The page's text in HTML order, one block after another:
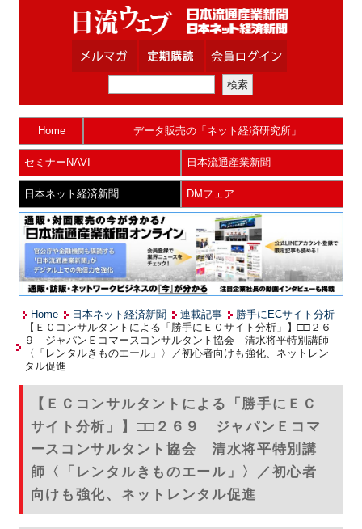
Home データ販売の「ネット経済研究所」
セミナーNAVI 日本流通産業新聞
日本ネット経済新聞 DMフェア
Home 日本ネット経済新聞 連載記事
勝手にECサイト分析
【ＥＣコンサルタントによる「勝手にＥＣサイト分析」】□□２６
９ ジャパンＥコマースコンサルタント協会 清水将平特別講師
〈「レンタルきものエール」〉／初心者向けも強化、ネットレン
タル促進
【ＥＣコンサルタントによる「勝手にＥＣ
サイト分析」】□□２６９ ジャパンＥコマ
ースコンサルタント協会 清水将平特別講
師〈「レンタルきものエール」〉／初心者
向けも強化、ネットレンタル促進